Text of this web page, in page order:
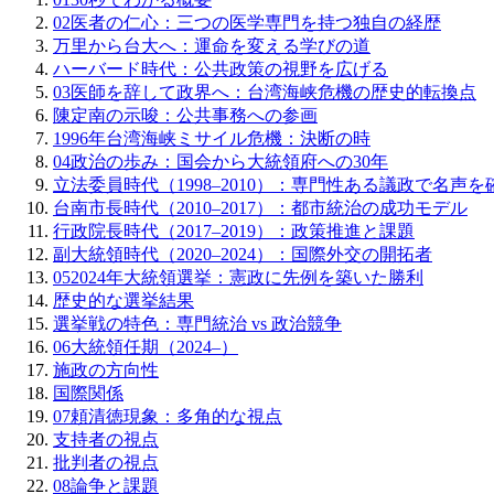
02医者の仁心：三つの医学専門を持つ独自の経歴
万里から台大へ：運命を変える学びの道
ハーバード時代：公共政策の視野を広げる
03医師を辞して政界へ：台湾海峡危機の歴史的転換点
陳定南の示唆：公共事務への参画
1996年台湾海峡ミサイル危機：決断の時
04政治の歩み：国会から大統領府への30年
立法委員時代（1998–2010）：専門性ある議政で名声を
台南市長時代（2010–2017）：都市統治の成功モデル
行政院長時代（2017–2019）：政策推進と課題
副大統領時代（2020–2024）：国際外交の開拓者
052024年大統領選挙：憲政に先例を築いた勝利
歴史的な選挙結果
選挙戦の特色：専門統治 vs 政治競争
06大統領任期（2024–）
施政の方向性
国際関係
07頼清徳現象：多角的な視点
支持者の視点
批判者の視点
08論争と課題